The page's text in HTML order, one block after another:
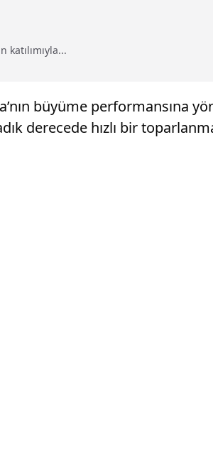
büyüme performansına
derecede hızlı bir